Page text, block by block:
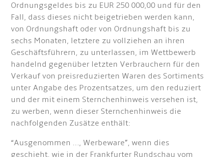
Ordnungsgeldes bis zu EUR 250 000,00 und für den
Fall, dass dieses nicht beigetrieben werden kann,
von Ordnungshaft oder von Ordnungshaft bis zu
sechs Monaten, letztere zu vollziehen an ihren
Geschäftsführern, zu unterlassen, im Wettbewerb
handelnd gegenüber letzten Verbrauchern für den
Verkauf von preisreduzierten Waren des Sortiments
unter Angabe des Prozentsatzes, um den reduziert
und der mit einem Sternchenhinweis versehen ist,
zu werben, wenn dieser Sternchenhinweis die
nachfolgenden Zusätze enthält:
“Ausgenommen …, Werbeware”, wenn dies
geschieht, wie in der Frankfurter Rundschau vom